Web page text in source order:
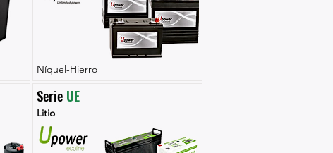
Níquel-Hierro
Serie UE
Litio